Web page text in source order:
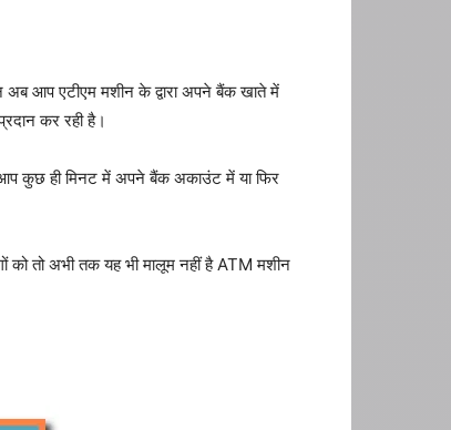
आप एटीएम मशीन के द्वारा अपने बैंक खाते में
कर रही है।
आप कुछ ही मिनट में अपने बैंक अकाउंट में या फिर
को तो अभी तक यह भी मालूम नहीं है ATM मशीन